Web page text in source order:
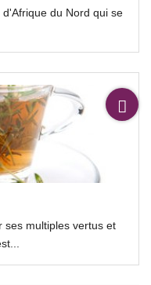
du Nord qui se
ses multiples vertus et